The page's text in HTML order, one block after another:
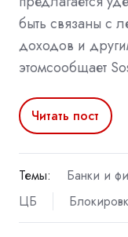
быть связаны с
доходов и
этомсообщает
Читать пост
Темы: Банки и
ЦБ